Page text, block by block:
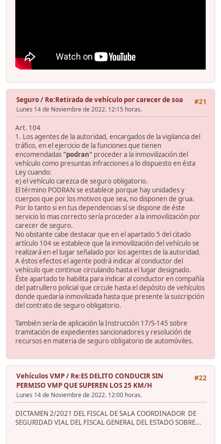
#21
Seguro/ Re:Retirada de vehículo por carecer de soa
Lunes 14 de Noviembre de 2022. 12:15 horas.
Art. 104
1. Los agentes de la autoridad, encargados de la vigilancia del
tráfico, en el ejercicio de la funciones que tienen
encomendadas "podran" proceder a la inmovilización del
vehículo como presuntas infracciones a lo dispuesto en ésta
Ley cuando:
e) el vehículo carezca de seguro obligatorio.
El término PODRAN se establece porque hay unidades y
cuerpos que por los motivos que sea, no disponen de grua.
Por lo tanto si en tus dependencias sí se dispone de éste
servicio lo mas correcto sería proceder a la inmovilización por
carecer de seguro.
No obstante cabe destacar que en el apartado 5 del citado
artículo 104 se establece que la inmovilización del vehículo se
realizará en el lugar señalado por los agentes de la autoridad.
A éstos efectos el agente podrá indicar al conductor del
vehículo que continue circulando hasta el lugar designado.
Éste apartado te habilita para indicar al conductor en compañía
del patrullero policial que circule hasta el depósito de vehículos
donde quedaría inmovilizada hasta que presente la suscripción
del contrato de seguro obligatorio.
También sería de aplicación la Instrucción 17/S-145 sobre
tramitación de expedientes sancionadores y resolución de
recursos en materia de seguro obligatorio de automóviles.
#22
Vehículos VMP/ Re:ES DELITO CONDUCIR SIN
PERMISO VMP QUE SUPEREN LOS 25 KM/H
Lunes 14 de Noviembre de 2022. 12:00 horas.
DICTAMEN 2/2021 DEL FISCAL DE SALA COORDINADOR DE
SEGURIDAD VIAL DEL FISCAL GENERAL DEL ESTADO SOBRE...